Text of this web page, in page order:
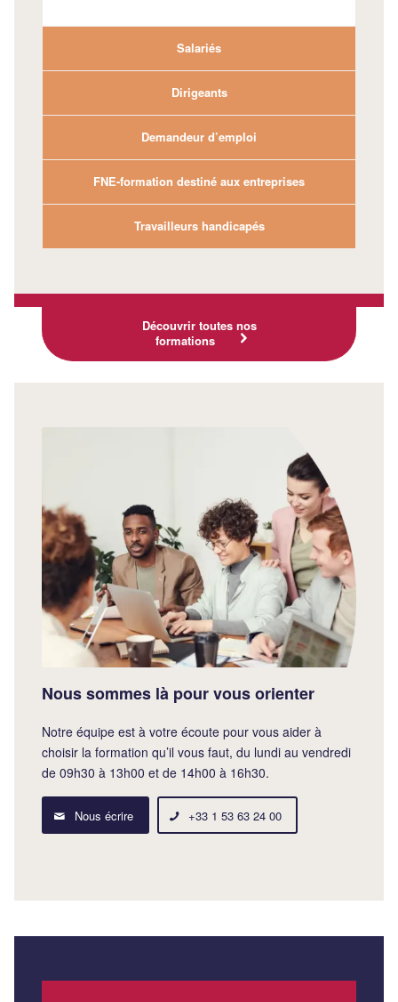
Salariés
Dirigeants
Demandeur d’emploi
FNE-formation destiné aux entreprises
Travailleurs handicapés
Découvrir toutes nos
formations
Nous sommes là pour vous orienter
Notre équipe est à votre écoute pour vous aider à
choisir la formation qu’il vous faut, du lundi au vendredi
de 09h30 à 13h00 et de 14h00 à 16h30.
Nous écrire +33 1 53 63 24 00